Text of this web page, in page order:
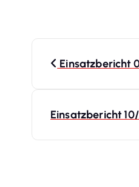
Einsatzbericht
Einsatzbericht